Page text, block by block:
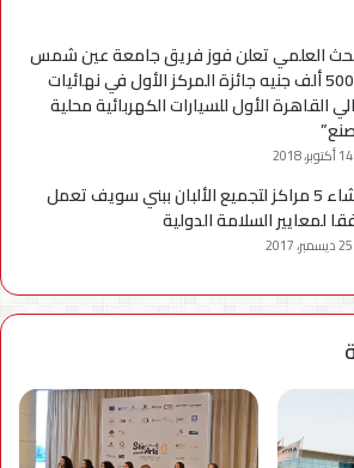
العلمي تعلن فوز فريق جامعة عين شمس
بـ 500 ألف جنيه جائزة المركز الأول في نهائيات
القاهرة الأول للسيارات الكهربائية محلية
14 أكتوبر، 2018
إنشاء 5 مراكز لتجميع الألبان ببني سويف تعمل
لمعايير السلامة الدولية
25 ديسمبر، 2017